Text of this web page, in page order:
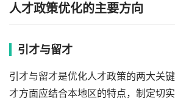
人才政策优化的主要方向
引才与留才
引才与留才是优化人才政策的两大关
才方面应结合本地区的特点，制定切